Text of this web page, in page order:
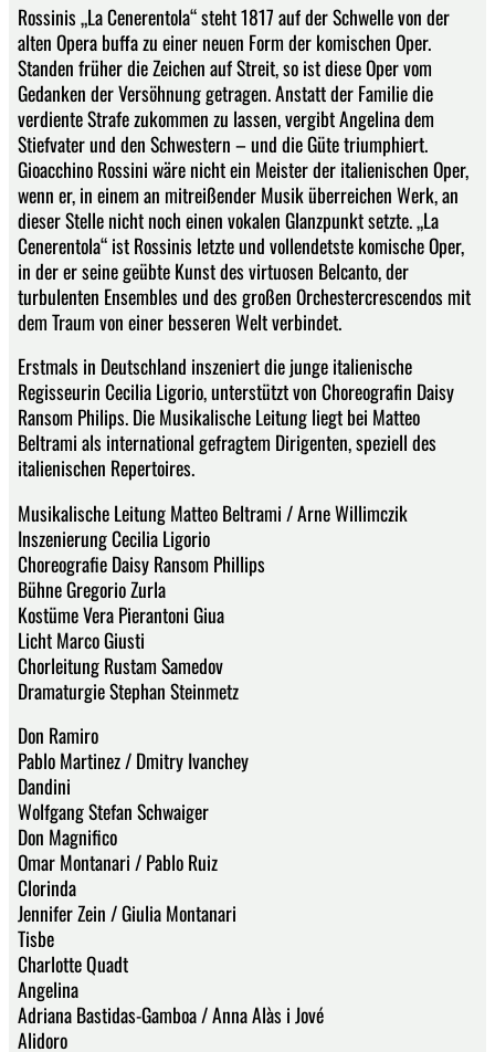
Rossinis „La Cenerentola“ steht 1817 auf der Schwelle von der
alten Opera buffa zu einer neuen Form der komischen Oper.
Standen früher die Zeichen auf Streit, so ist diese Oper vom
Gedanken der Versöhnung getragen. Anstatt der Familie die
verdiente Strafe zukommen zu lassen, vergibt Angelina dem
Stiefvater und den Schwestern – und die Güte triumphiert.
Gioacchino Rossini wäre nicht ein Meister der italienischen Oper,
wenn er, in einem an mitreißender Musik überreichen Werk, an
dieser Stelle nicht noch einen vokalen Glanzpunkt setzte. „La
Cenerentola“ ist Rossinis letzte und vollendetste komische Oper,
in der er seine geübte Kunst des virtuosen Belcanto, der
turbulenten Ensembles und des großen Orchestercrescendos mit
dem Traum von einer besseren Welt verbindet.
Erstmals in Deutschland inszeniert die junge italienische
Regisseurin Cecilia Ligorio, unterstützt von Choreografin Daisy
Ransom Philips. Die Musikalische Leitung liegt bei Matteo
Beltrami als international gefragtem Dirigenten, speziell des
italienischen Repertoires.
Musikalische Leitung Matteo Beltrami / Arne Willimczik
Inszenierung Cecilia Ligorio
Choreografie Daisy Ransom Phillips
Bühne Gregorio Zurla
Kostüme Vera Pierantoni Giua
Licht Marco Giusti
Chorleitung Rustam Samedov
Dramaturgie Stephan Steinmetz
Don Ramiro
Pablo Martinez / Dmitry Ivanchey
Dandini
Wolfgang Stefan Schwaiger
Don Magnifico
Omar Montanari / Pablo Ruiz
Clorinda
Jennifer Zein / Giulia Montanari
Tisbe
Charlotte Quadt
Angelina
Adriana Bastidas-Gamboa / Anna Alàs i Jové
Alidoro